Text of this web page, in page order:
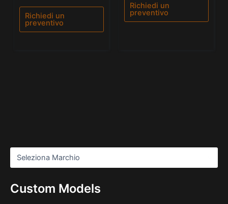
Custom Models
su 5
Richiedi un
preventivo
Richiedi un
preventivo